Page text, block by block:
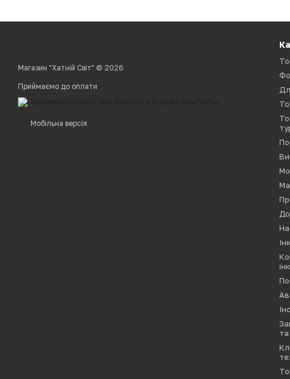
Магазин "Хатній Світ" © 2026
Приймаємо до оплати
Мобільна версія